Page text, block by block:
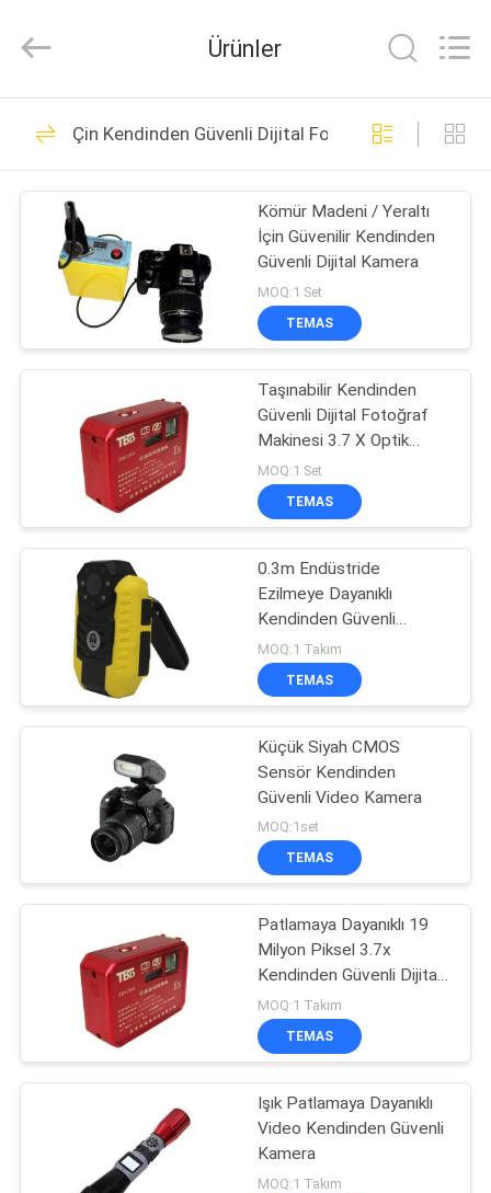
ÜRÜN:%
HAKKIMIZDA
FABRIKA
KALITE
KONTROL
BIZIMLE
ILETIŞIME
GEÇIN
BIR
HARITASI
PRIVACY
POLICY
Century Holding Co.,Ltd.
Terörle Mücadele
Ekipmanları
436
İtfaiye Robotu
152
Su Kurtarma
Ekipmanları
Hayat Dedektörü
Deprem Kurtarma
Donanımı
60
Ürünler
Çin Kendinden Güvenli Dijital Fotoğraf Makinesi
Kömür Madeni / Yeraltı
İçin Güvenilir Kendinden
Güvenli Dijital Kamera
MOQ:1 Set
TEMAS
Taşınabilir Kendinden
Güvenli Dijital Fotoğraf
Makinesi 3.7 X Optik
Zoom 2.7 inç LCD Ekran
MOQ:1 Set
TEMAS
0.3m Endüstride
Ezilmeye Dayanıklı
Kendinden Güvenli
Kameralar
MOQ:1 Takım
TEMAS
Küçük Siyah CMOS
Sensör Kendinden
Güvenli Video Kamera
MOQ:1set
TEMAS
Patlamaya Dayanıklı 19
Milyon Piksel 3.7x
Kendinden Güvenli Dijital
Kamera
MOQ:1 Takım
TEMAS
Işık Patlamaya Dayanıklı
Video Kendinden Güvenli
Kamera
MOQ:1 Takım